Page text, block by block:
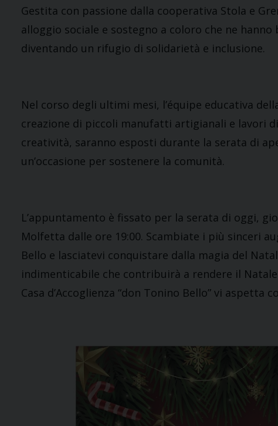
Gestita con passione dalla cooperativa Stola e
alloggio sociale e sostegno a coloro che ne
diventando un rifugio di solidarietà e inclusione.
Nel corso degli ultimi mesi, l’équipe educativa
creazione di piccoli manufatti artigianali e lavori
creatività, saranno esposti durante la serata di
un’occasione per sostenere la comunità.
L’appuntamento è fissato per la serata di oggi,
Molfetta dalle ore 19:00. Scambiate i più sinceri
Bello e lasciatevi conquistare dalla magia del
indimenticabile che contribuirà a rendere il
Casa d’Accoglienza “don Tonino Bello” vi aspetta